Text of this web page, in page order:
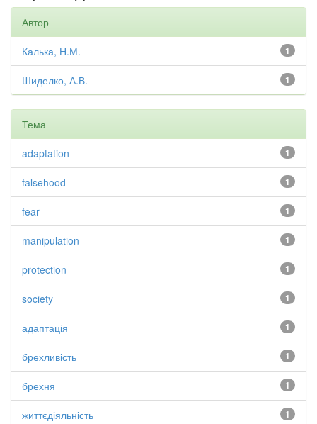
Автор
1
Калька, Н.М.
1
Шиделко, А.В.
Тема
1
adaptation
1
falsehood
1
fear
1
manipulation
1
protection
1
society
1
адаптація
1
брехливість
1
брехня
1
життєдіяльність